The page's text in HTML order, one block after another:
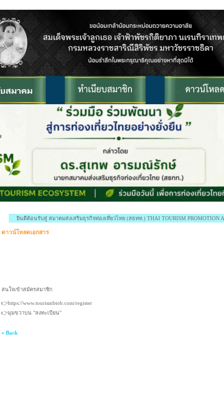
ยินดีต้อนรับสู่ สมาคมส่งเสริมธุรกิจท่องเที่ยวไทย (สธทท.) THAI TOURISM PROMOTION
ดาวน์โหลดเอกสาร
สนใจเข้าสมัครสมาชิก
👉https://www.tourismbtob.com/register
👉มุมขวาบน "ลงทะเบียน"
« Back